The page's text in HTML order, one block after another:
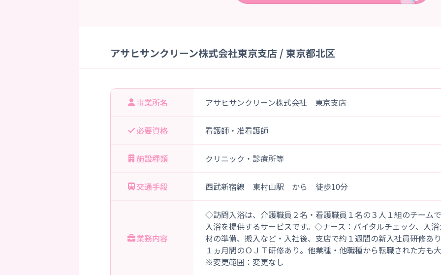
アサヒサンクリーン株式会社東京支店 / 東京都北区
事業所名 アサヒサンクリーン株式会社 東京支店
必要資格 看護師・准看護師
施設種類 クリニック・診療所等
交通手段 西武新宿線 東村山駅 から 徒歩10分
業務内容
◇訪問入浴は、介護職員２名・看護職員１名の３人１組のチーム
入浴を提供するサービスです。◇ナース：バイタルチェック、入
材の準備、搬入など・入社後、支店で約１週間の新入社員研修あ
１ヵ月間のＯＪＴ研修あり。他業種・他職種から転職された方も
※変更範囲：変更なし